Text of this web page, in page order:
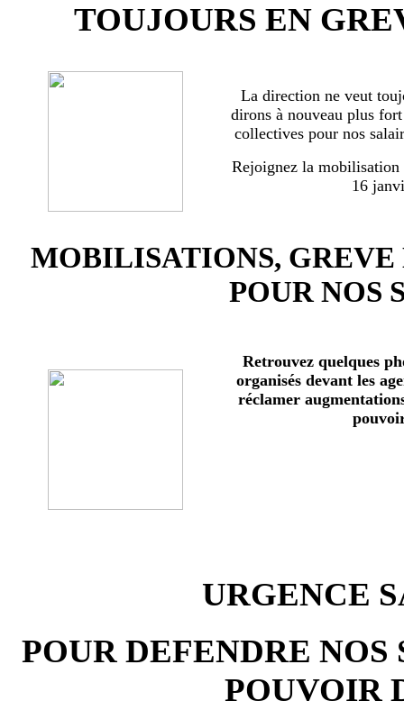
TOUJOURS EN
La direction ne veut
dirons à nouveau plus
collectives pour nos
Rejoignez la mobilisation
16
MOBILISATIONS,
POUR NOS
Retrouvez quelques
organisés devant les
réclamer
URGENCE
POUR DEFENDRE
POUVOIR